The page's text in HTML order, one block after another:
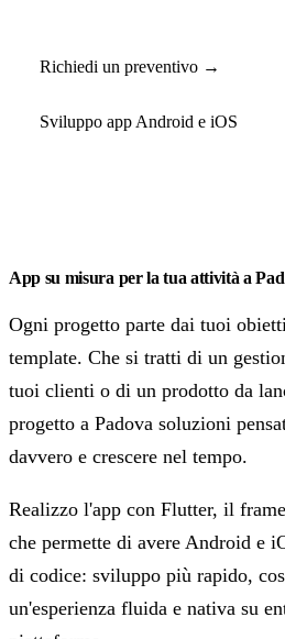
Richiedi un preventivo →
Sviluppo app Android e iOS
App su misura per la tua attività a
Ogni progetto parte dai tuoi
template. Che si tratti di un
tuoi clienti o di un prodotto da
progetto a Padova soluzioni
davvero e crescere nel tempo.
Realizzo l'app con Flutter, il
che permette di avere Android e
di codice: sviluppo più rapido,
un'esperienza fluida e nativa su